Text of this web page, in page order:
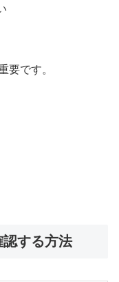
要です。
する方法